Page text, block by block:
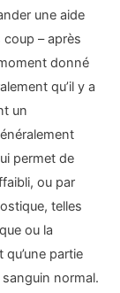
une aide
coup – après
donné
qu’il y a
un
permet de
ou par
telles
ou la
partie
normal.